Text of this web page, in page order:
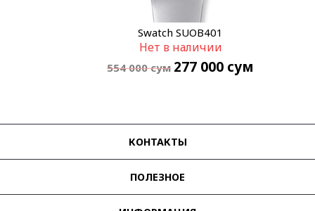
Swatch SUOB401
Нет в наличии
554 000сум 277 000 сум
КОНТАКТЫ
ПОЛЕЗНОЕ